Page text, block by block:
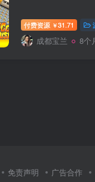
付费资源 ￥31.71
成都宝兰 8个
免责声明 广告合作